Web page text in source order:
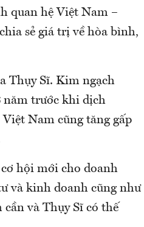
quan hệ Việt Nam –
sẻ giá trị về hòa bình,
Thụy Sĩ. Kim ngạch
năm trước khi dịch
Nam cũng tăng gấp
hội mới cho doanh
và kinh doanh cũng như
và Thụy Sĩ có thế